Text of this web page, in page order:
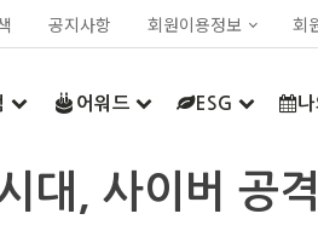
공지사항 회원이용정보 회
어워드 ESG
대, 사이버 공